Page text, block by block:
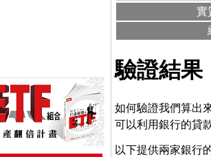
實
驗證結果
如何驗證我們算出
可以利用銀行的貸
以下提供兩家銀行